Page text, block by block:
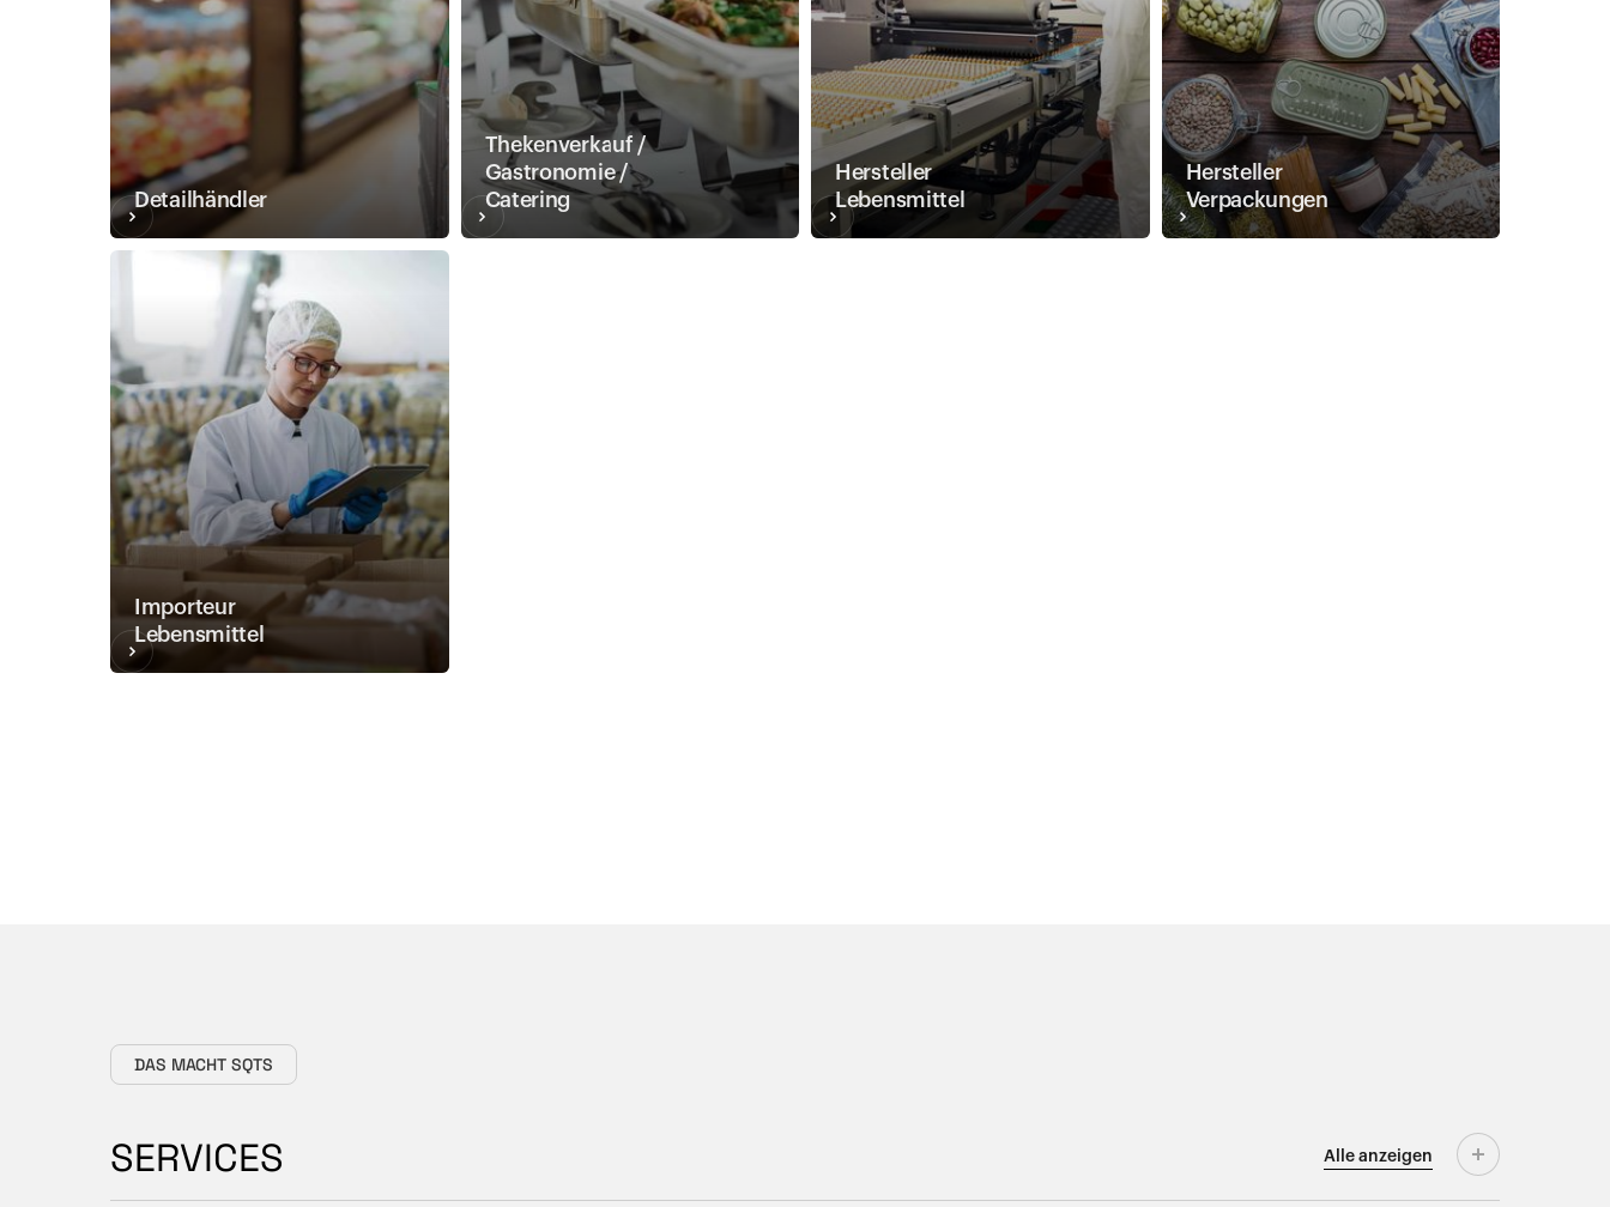
Detailhändler
Thekenverkauf /
Gastronomie /
Catering
Hersteller
Lebensmittel
Hersteller
Verpackungen
Importeur
Lebensmittel
DAS MACHT SQTS
SERVICES Alle anzeigen